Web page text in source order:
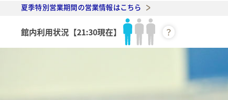
夏季特別営業期間の営業情報はこちら
館内利用状況 【21:30現在】 ？